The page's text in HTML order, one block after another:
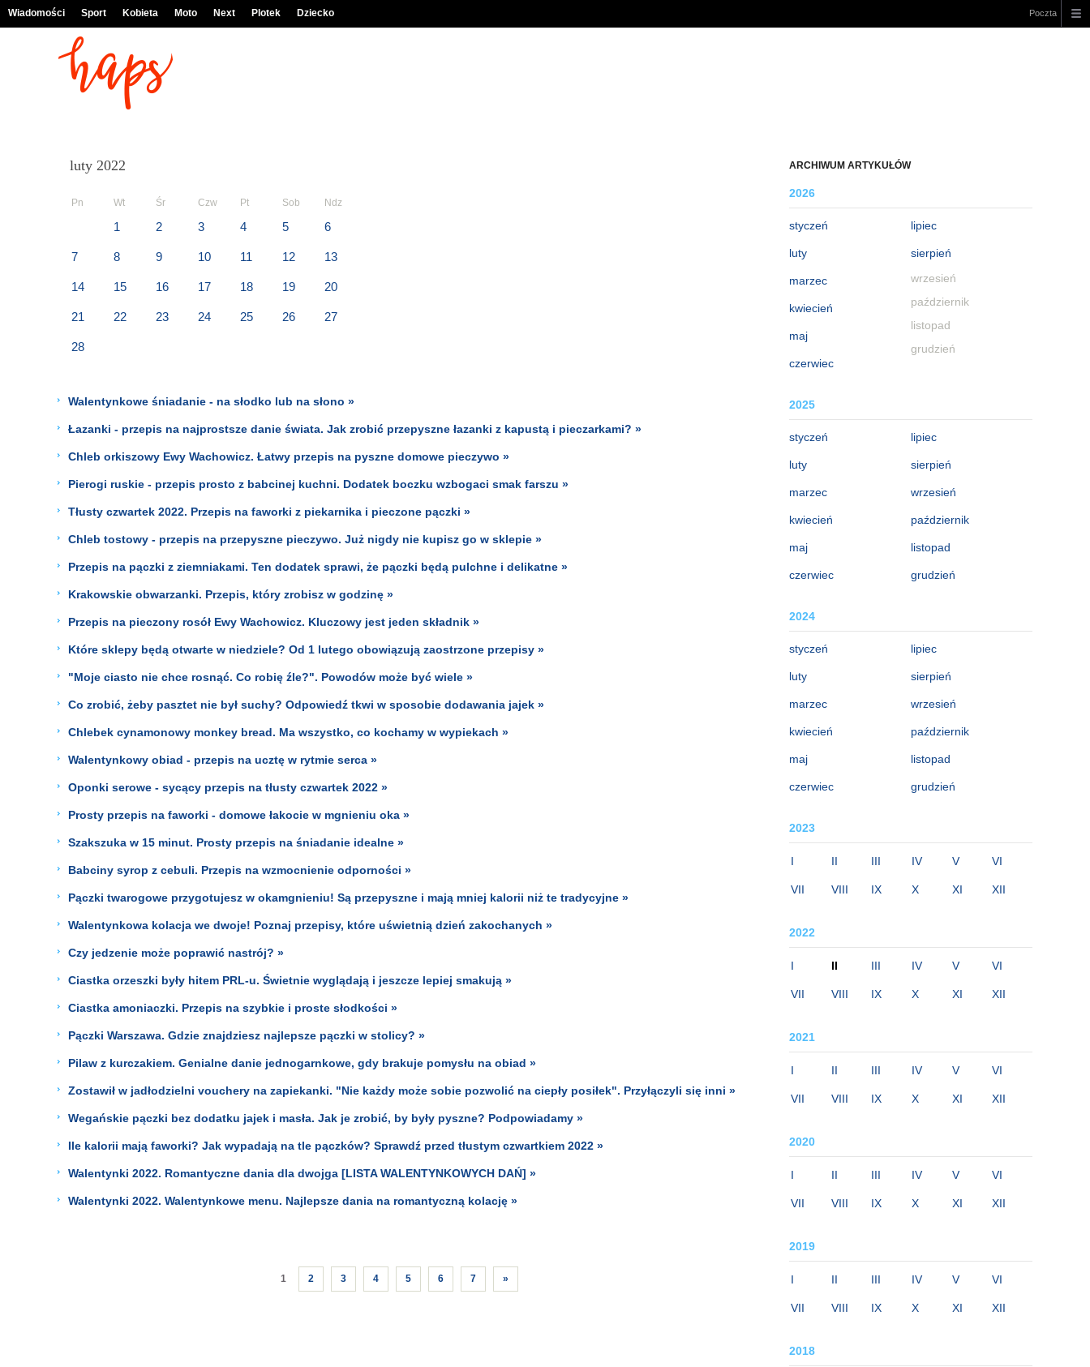
Wiadomości Sport Kobieta Moto Next Plotek Dziecko Poczta
ARCHIWUM ARTYKUŁÓW
2026
styczeń
luty
marzec
kwiecień
maj
czerwiec
lipiec
sierpień
wrzesień
październik
listopad
grudzień
2025
styczeń
luty
marzec
kwiecień
maj
czerwiec
lipiec
sierpień
wrzesień
październik
listopad
grudzień
2024
styczeń
luty
marzec
kwiecień
maj
czerwiec
lipiec
sierpień
wrzesień
październik
listopad
grudzień
2023
I II III IV V VI
VII VIII IX X XI XII
2022
I II III IV V VI
VII VIII IX X XI XII
2021
I II III IV V VI
VII VIII IX X XI XII
2020
I II III IV V VI
VII VIII IX X XI XII
2019
I II III IV V VI
VII VIII IX X XI XII
2018
luty 2022
Pn Wt Śr Czw Pt Sob Ndz
1 2 3 4 5 6
7 8 9 10 11 12 13
14 15 16 17 18 19 20
21 22 23 24 25 26 27
28
Walentynkowe śniadanie - na słodko lub na słono »
Łazanki - przepis na najprostsze danie świata. Jak zrobić przepyszne łazanki z kapustą i pieczarkami? »
Chleb orkiszowy Ewy Wachowicz. Łatwy przepis na pyszne domowe pieczywo »
Pierogi ruskie - przepis prosto z babcinej kuchni. Dodatek boczku wzbogaci smak farszu »
Tłusty czwartek 2022. Przepis na faworki z piekarnika i pieczone pączki »
Chleb tostowy - przepis na przepyszne pieczywo. Już nigdy nie kupisz go w sklepie »
Przepis na pączki z ziemniakami. Ten dodatek sprawi, że pączki będą pulchne i delikatne »
Krakowskie obwarzanki. Przepis, który zrobisz w godzinę »
Przepis na pieczony rosół Ewy Wachowicz. Kluczowy jest jeden składnik »
Które sklepy będą otwarte w niedziele? Od 1 lutego obowiązują zaostrzone przepisy »
"Moje ciasto nie chce rosnąć. Co robię źle?". Powodów może być wiele »
Co zrobić, żeby pasztet nie był suchy? Odpowiedź tkwi w sposobie dodawania jajek »
Chlebek cynamonowy monkey bread. Ma wszystko, co kochamy w wypiekach »
Walentynkowy obiad - przepis na ucztę w rytmie serca »
Oponki serowe - sycący przepis na tłusty czwartek 2022 »
Prosty przepis na faworki - domowe łakocie w mgnieniu oka »
Szakszuka w 15 minut. Prosty przepis na śniadanie idealne »
Babciny syrop z cebuli. Przepis na wzmocnienie odporności »
Pączki twarogowe przygotujesz w okamgnieniu! Są przepyszne i mają mniej kalorii niż te tradycyjne »
Walentynkowa kolacja we dwoje! Poznaj przepisy, które uświetnią dzień zakochanych »
Czy jedzenie może poprawić nastrój? »
Ciastka orzeszki były hitem PRL-u. Świetnie wyglądają i jeszcze lepiej smakują »
Ciastka amoniaczki. Przepis na szybkie i proste słodkości »
Pączki Warszawa. Gdzie znajdziesz najlepsze pączki w stolicy? »
Pilaw z kurczakiem. Genialne danie jednogarnkowe, gdy brakuje pomysłu na obiad »
Zostawił w jadłodzielni vouchery na zapiekanki. "Nie każdy może sobie pozwolić na ciepły posiłek". Przyłączyli się inni »
Wegańskie pączki bez dodatku jajek i masła. Jak je zrobić, by były pyszne? Podpowiadamy »
Ile kalorii mają faworki? Jak wypadają na tle pączków? Sprawdź przed tłustym czwartkiem 2022 »
Walentynki 2022. Romantyczne dania dla dwojga [LISTA WALENTYNKOWYCH DAŃ] »
Walentynki 2022. Walentynkowe menu. Najlepsze dania na romantyczną kolację »
1 2 3 4 5 6 7 »